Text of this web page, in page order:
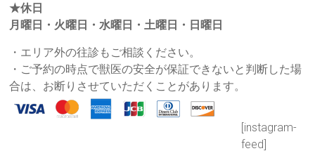
★休日
月曜日・火曜日・水曜日・土曜日・日曜日
・エリア外の往診もご相談ください。
・ご予約の時点で獣医の安全が保証できないと判断した場
合は、お断りさせていただくことがあります。
[instagram-
feed]